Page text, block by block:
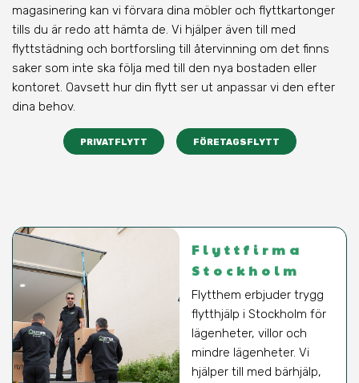
magasinering kan vi förvara dina möbler och flyttkartonger
tills du är redo att hämta de. Vi hjälper även till med
flyttstädning och bortforsling till återvinning om det finns
saker som inte ska följa med till den nya bostaden eller
kontoret. Oavsett hur din flytt ser ut anpassar vi den efter
dina behov.
PRIVATFLYTT FÖRETAGSFLYTT
Flyttfirma
Stockholm
Flytthem erbjuder trygg
flytthjälp i Stockholm för
lägenheter, villor och
mindre lägenheter. Vi
hjälper till med bärhjälp,